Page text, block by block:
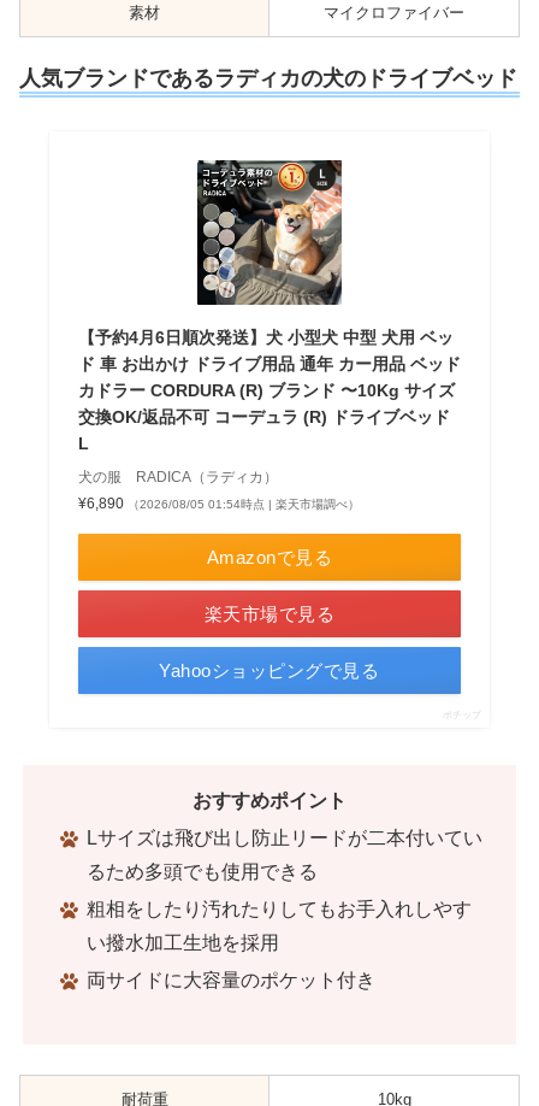
素材 マイクロファイバー
人気ブランドであるラディカの犬のドライブベッド
【予約4月6日順次発送】犬 小型犬 中型 犬用 ベッ
ド 車 お出かけ ドライブ用品 通年 カー用品 ベッド
カドラー CORDURA (R) ブランド 〜10Kg サイズ
交換OK/返品不可 コーデュラ (R) ドライブベッド
L
犬の服 RADICA（ラディカ）
¥6,890
（2026/08/05 01:54時点 | 楽天市場調べ）
Amazonで見る
楽天市場で見る
Yahooショッピングで見る
ポチップ
おすすめポイント
Lサイズは飛び出し防止リードが二本付いてい
るため多頭でも使用できる
粗相をしたり汚れたりしてもお手入れしやす
い撥水加工生地を採用
両サイドに大容量のポケット付き
耐荷重 10kg